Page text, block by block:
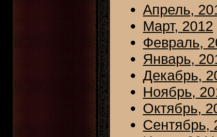
Апрель,
Март, 2012
Февраль,
Январь,
Декабрь,
Ноябрь,
Октябрь,
Сентябрь,